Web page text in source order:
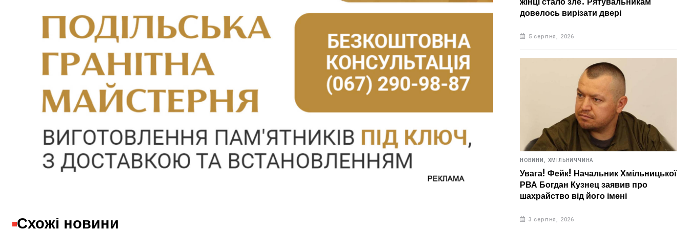
Схожі новини
жінці стало зле. Рятувальникам
довелось вирізати двері
5 серпня, 2026
НОВИНИ, ХМІЛЬНИЧЧИНА
Увага! Фейк! Начальник Хмільницької
РВА Богдан Кузнец заявив про
шахрайство від його імені
3 серпня, 2026